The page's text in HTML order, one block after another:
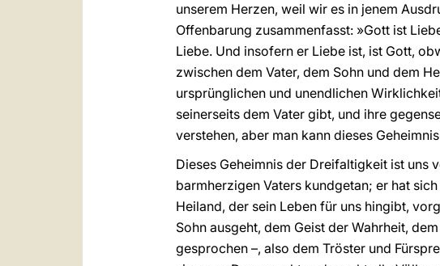
unserem Herzen, weil wir es in jenem
Offenbarung zusammenfasst: »Gott ist
Liebe. Und insofern er Liebe ist, ist Gott,
zwischen dem Vater, dem Sohn und dem
ursprünglichen und unendlichen
seinerseits dem Vater gibt, und ihre
verstehen, aber man kann dieses
Dieses Geheimnis der Dreifaltigkeit ist uns
barmherzigen Vaters kundgetan; er hat
Heiland, der sein Leben für uns hingibt,
Sohn ausgeht, dem Geist der Wahrheit,
gesprochen –, also dem Tröster und